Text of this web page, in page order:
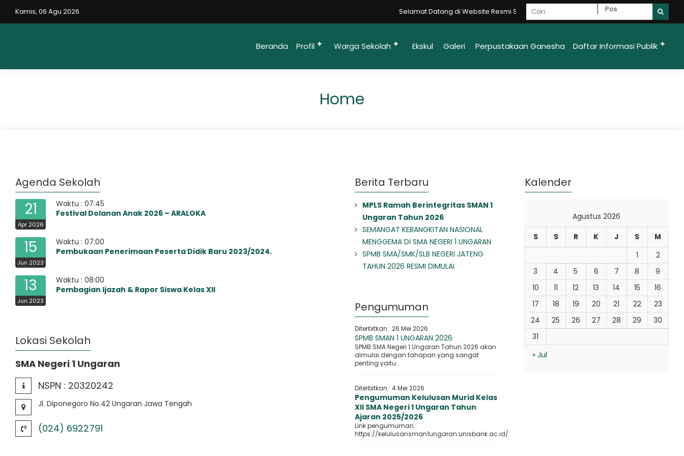
Kamis, 06 Agu 2026 Selamat Datang di Website Resmi SMAN 1 Ungaran Moncer {Mandiri - Optimis -
Beranda Profil Warga Sekolah Ekskul Galeri Perpustakaan Ganesha Daftar Informasi Publik
Home
Agenda Sekolah
21
Apr 2026
Waktu : 07:45
Festival Dolanan Anak 2026 – ARALOKA
15
Jun 2023
Waktu : 07:00
Pembukaan Penerimaan Peserta Didik Baru 2023/2024.
13
Jun 2023
Waktu : 08:00
Pembagian Ijazah & Rapor Siswa Kelas XII
Lokasi Sekolah
SMA Negeri 1 Ungaran
NSPN : 20320242
Jl. Diponegoro No.42 Ungaran Jawa Tengah
(024) 6922791
Berita Terbaru
MPLS Ramah Berintegritas SMAN 1
Ungaran Tahun 2026
SEMANGAT KEBANGKITAN NASIONAL
MENGGEMA DI SMA NEGERI 1 UNGARAN
SPMB SMA/SMK/SLB NEGERI JATENG
TAHUN 2026 RESMI DIMULAI
Pengumuman
Diterbitkan : 26 Mei 2026
SPMB SMAN 1 UNGARAN 2026
SPMB SMA Negeri 1 Ungaran Tahun 2026 akan
dimulai dengan tahapan yang sangat
penting yaitu..
Diterbitkan : 4 Mei 2026
Pengumuman Kelulusan Murid Kelas
XII SMA Negeri 1 Ungaran Tahun
Ajaran 2025/2026
Link pengumuman :
https://kelulusansman1ungaran.unisbank.ac.id/
Kalender
Agustus 2026
S
S R K J S
M
1
2
3
4 5 6 7 8
9
10
11 12 13 14 15
16
17
18 19 20 21 22
23
24
25 26 27 28 29
30
31
« Jul